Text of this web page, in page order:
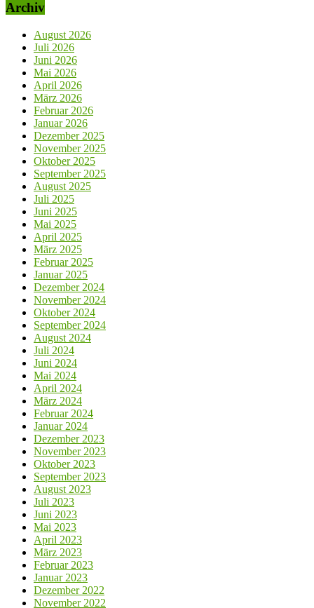
Archiv
August 2026
Juli 2026
Juni 2026
Mai 2026
April 2026
März 2026
Februar 2026
Januar 2026
Dezember 2025
November 2025
Oktober 2025
September 2025
August 2025
Juli 2025
Juni 2025
Mai 2025
April 2025
März 2025
Februar 2025
Januar 2025
Dezember 2024
November 2024
Oktober 2024
September 2024
August 2024
Juli 2024
Juni 2024
Mai 2024
April 2024
März 2024
Februar 2024
Januar 2024
Dezember 2023
November 2023
Oktober 2023
September 2023
August 2023
Juli 2023
Juni 2023
Mai 2023
April 2023
März 2023
Februar 2023
Januar 2023
Dezember 2022
November 2022